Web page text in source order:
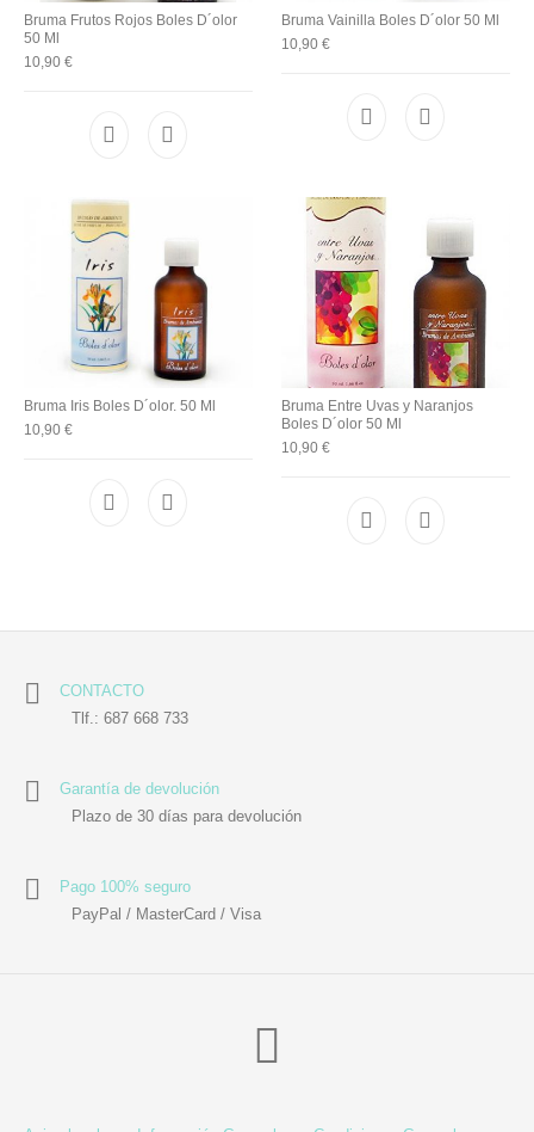
Bruma Frutos Rojos Boles D´olor
50 Ml
10,90€
Bruma Vainilla Boles D´olor 50 Ml
10,90 €
Bruma Iris Boles D´olor. 50 Ml
10,90€
Bruma Entre Uvas y Naranjos
Boles D´olor 50 Ml
10,90 €
CONTACTO
Tlf.: 687 668 733
Garantía de devolución
Plazo de 30 días para devolución
Pago 100% seguro
PayPal / MasterCard / Visa